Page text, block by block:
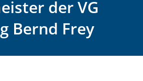
der VG
Bernd Frey